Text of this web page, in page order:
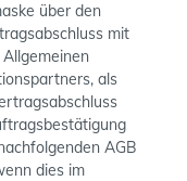
über den
mit
als
AGB
dies im